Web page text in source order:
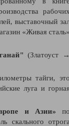
выставочный
«Живая
(Златоуст
тайги,
луга и
и Азии»
скального